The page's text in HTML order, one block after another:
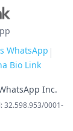
WhatsApp |
Bio Link
Inc.
32.598.953/0001-